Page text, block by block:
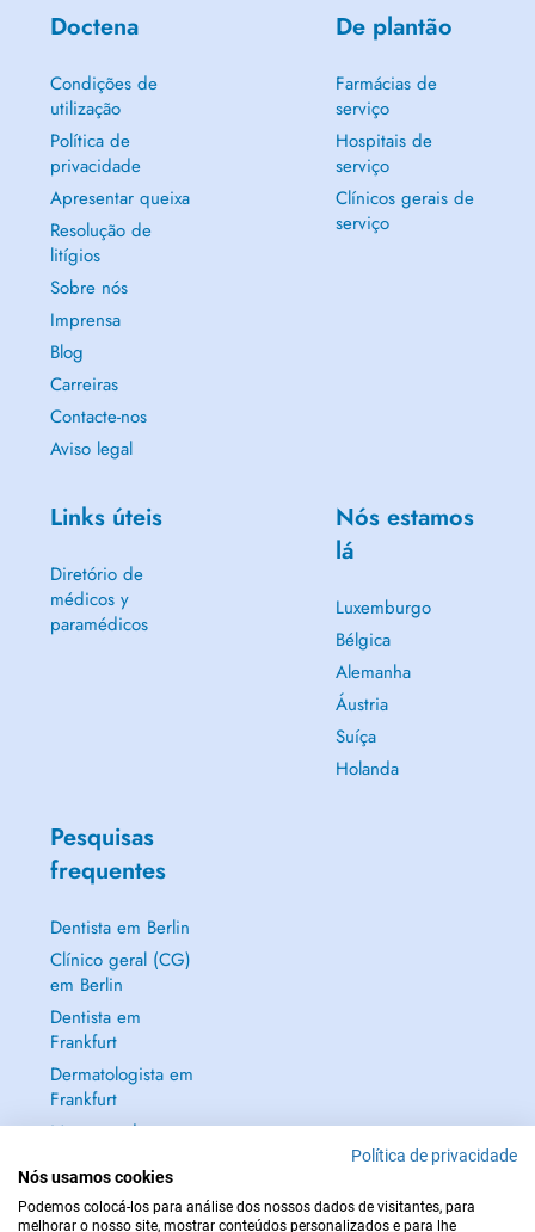
Doctena
Condições de
utilização
Política de
privacidade
Apresentar queixa
Resolução de
litígios
Sobre nós
Imprensa
Blog
Carreiras
Contacte-nos
Aviso legal
De plantão
Farmácias de
serviço
Hospitais de
serviço
Clínicos gerais de
serviço
Links úteis
Diretório de
médicos y
paramédicos
Nós estamos
lá
Luxemburgo
Bélgica
Alemanha
Áustria
Suíça
Holanda
Pesquisas
frequentes
Dentista em Berlin
Clínico geral (CG)
em Berlin
Dentista em
Frankfurt
Dermatologista em
Frankfurt
Mostrar tudo →
Política de privacidade
Nós usamos cookies
Podemos colocá-los para análise dos nossos dados de visitantes, para
melhorar o nosso site, mostrar conteúdos personalizados e para lhe